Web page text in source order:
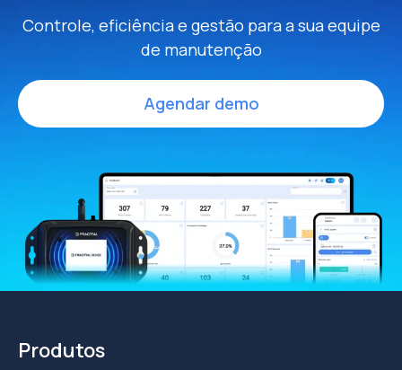
Controle, eficiência e gestão para a sua equipe
de manutenção
Agendar demo
Produtos